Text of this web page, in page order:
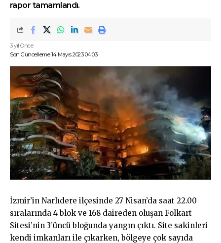
rapor tamamlandı.
Son Güncelleme 14 Mayıs 2023 04:03
3 yıl Önce
İzmir’in Narlıdere ilçesinde 27 Nisan’da saat 22.00
sıralarında 4 blok ve 168 daireden oluşan Folkart
Sitesi’nin 3’üncü bloğunda yangın çıktı. Site sakinleri
kendi imkanları ile çıkarken, bölgeye çok sayıda